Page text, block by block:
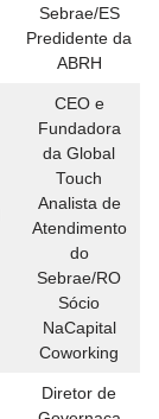
Sebrae/ES
Predidente da
ABRH
CEO e
Fundadora
da Global
Touch
Analista de
Atendimento
do
Sebrae/RO
Sócio
NaCapital
Coworking
Diretor de